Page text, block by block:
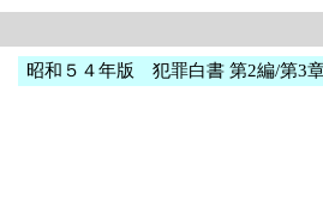
昭和５４年版 犯罪白書 第2編/第3